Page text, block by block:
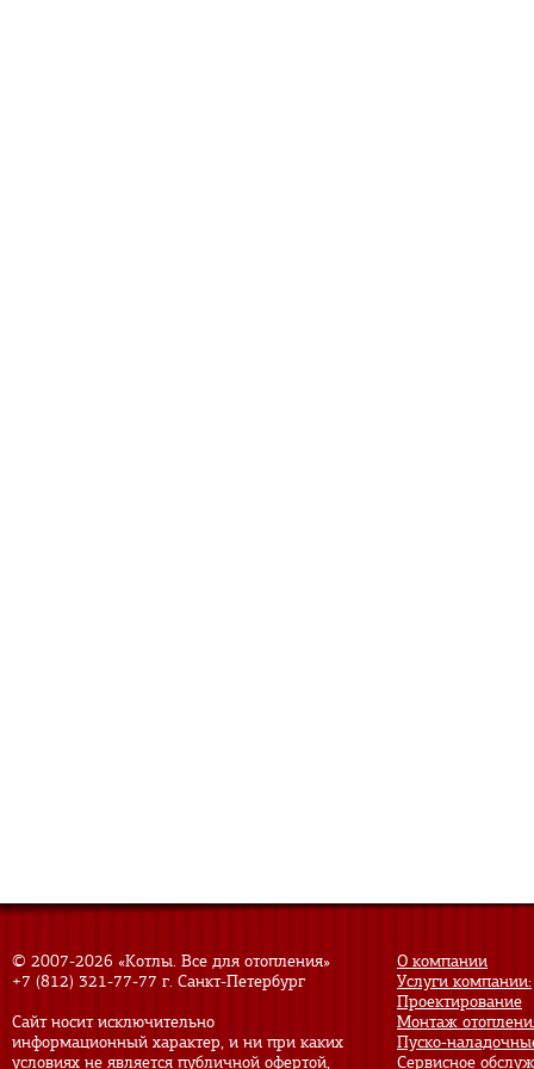
© 2007-2026 «Котлы. Все для отопления»
+7 (812) 321-77-77 г. Санкт-Петербург
Сайт носит исключительно
информационный характер, и ни при каких
условиях не является публичной офертой,
О компании
Услуги компании:
Проектирование
Монтаж
Пуско-
Сервисное